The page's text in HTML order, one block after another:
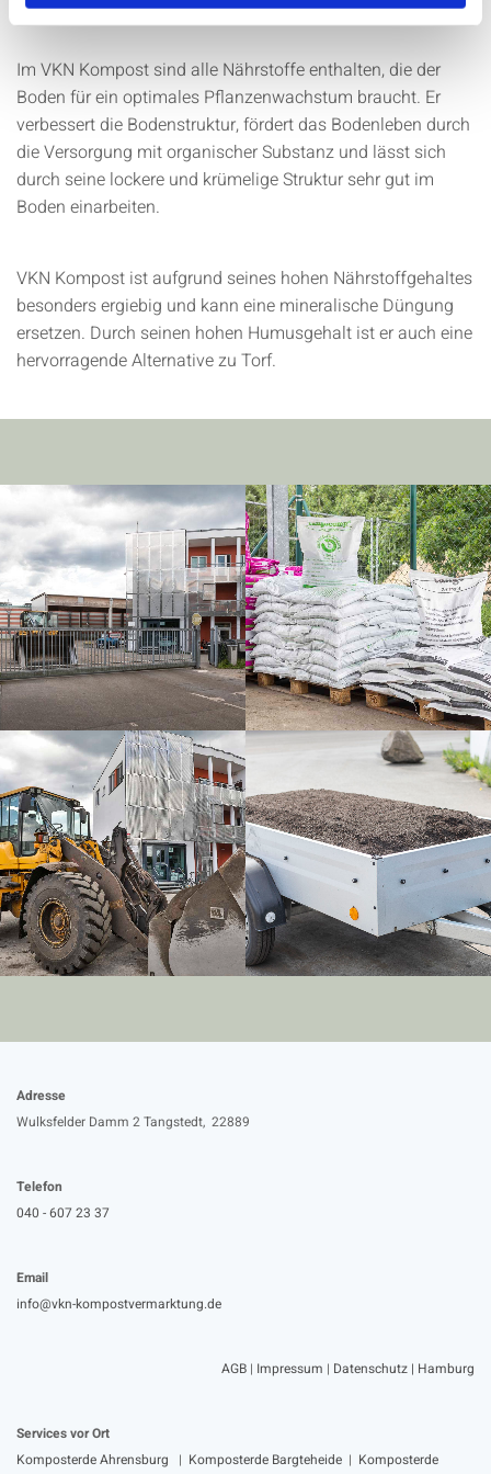
Im VKN Kompost sind alle Nährstoffe enthalten, die der
Boden für ein optimales Pflanzenwachstum braucht. Er
verbessert die Bodenstruktur, fördert das Bodenleben durch
die Versorgung mit organischer Substanz und lässt sich
durch seine lockere und krümelige Struktur sehr gut im
Boden einarbeiten.
VKN Kompost ist aufgrund seines hohen Nährstoffgehaltes
besonders ergiebig und kann eine mineralische Düngung
ersetzen. Durch seinen hohen Humusgehalt ist er auch eine
hervorragende Alternative zu Torf.
Adresse
Wulksfelder Damm 2 Tangstedt, 22889
Telefon
040 - 607 23 37
Email
info@vkn-kompostvermarktung.de
AGB | Impressum | Datenschutz | Hamburg
Services vor Ort
Komposterde Ahrensburg
| Komposterde Bargteheide | Komposterde